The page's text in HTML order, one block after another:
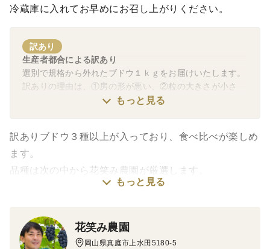
冷蔵庫に入れてお早めにお召し上がりください。
訳あり
生産者都合による訳あり
選別で規格から外れたブドウ１ｋｇをお届けいたします。
訳ありの理由は、①房の形が悪い、②粒の大きさが小さ
い、③房の大きさが小さい、④色付きが悪い、⑤粒の表面
ますので、出荷が予定より遅れる場合があります。
もっと見る
訳ありブドウ３種以上が入っており、食べ比べが楽しめ
ます。
品種は次の中から花笑み農園が厳選します。
※品種のご指定はできません。
🍇ニューピオーネは、甘さと酸味のバランスが絶妙で、
濃厚でとても良い香りがします。この時期のピオーネは
もっと見る
花笑み農園
岡山県真庭市上水田5180-5